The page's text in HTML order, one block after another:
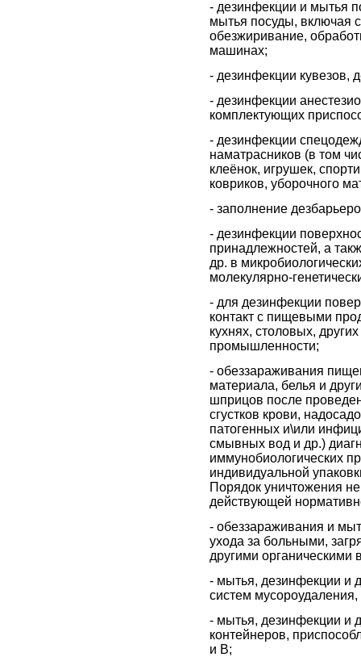
- дезинфекции и мытья
мытья посуды, включая
обезжиривание,
машинах;
- дезинфекции кувезов,
- дезинфекции
комплектующих
- дезинфекции
наматрасников (в том
клеёнок, игрушек,
ковриков, уборочного
- заполнение
- дезинфекции
принадлежностей, а
др. в
молекулярно-
- для дезинфекции
контакт с пищевыми
кухнях, столовых,
промышленности;
- обеззараживания
материала, белья и
шприцов после
сгустков крови,
патогенных и\или
смывных вод и др.)
иммунобиологических
индивидуальной
Порядок уничтожения
действующей
- обеззараживания и
ухода за больными,
другими
- мытья, дезинфекции и
систем
- мытья, дезинфекции и
контейнеров,
и В;